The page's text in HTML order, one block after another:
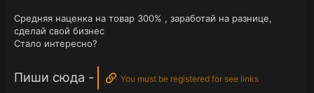
Средняя наценка на товар 300% , заработай на разнице,
сделай свой бизнес
Стало интересно?
Пиши сюда - You must be registered for see links